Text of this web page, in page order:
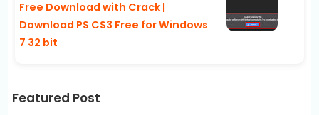
Free Download with Crack |
Download PS CS3 Free for Windows
7 32 bit
Featured Post